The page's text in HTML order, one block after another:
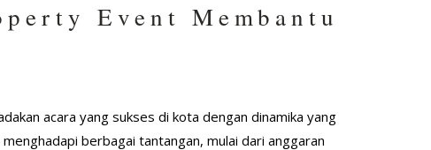
Event Membantu
acara yang sukses di kota dengan dinamika yang
berbagai tantangan, mulai dari anggaran